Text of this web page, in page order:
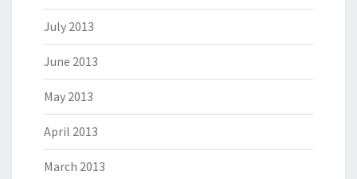
July 2013
June 2013
May 2013
April 2013
March 2013